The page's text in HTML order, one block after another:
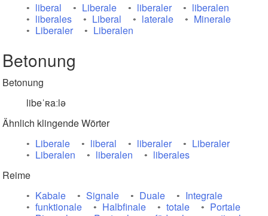
liberal
Liberale liberaler
liberalen
liberales
Liberal laterale
Minerale
Liberaler
Liberalen
Betonung
Betonung
libeˈʀaːlə
Ähnlich klingende Wörter
Liberale
liberal liberaler
Liberaler
Liberalen
liberalen
liberales
Reime
Kabale
Signale Duale
Integrale
funktionale
Halbfinale totale
Portale